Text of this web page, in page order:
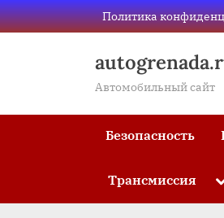
Skip
to
Политика
Автомобильный сайт
Безопасность
Трансмиссия